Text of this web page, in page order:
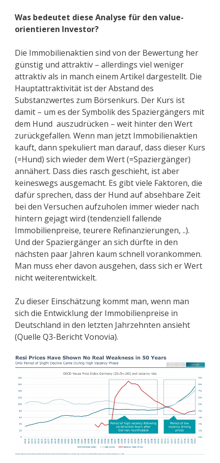
Was bedeutet diese Analyse für den value-
orientieren Investor?
Die Immobilienaktien sind von der Bewertung her
günstig und attraktiv – allerdings viel weniger
attraktiv als in manch einem Artikel dargestellt. Die
Hauptattraktivität ist der Abstand des
Substanzwertes zum Börsenkurs. Der Kurs ist
damit – um es der Symbolik des Spaziergängers mit
dem Hund auszudrücken – weit hinter den Wert
zurückgefallen. Wenn man jetzt Immobilienaktien
kauft, dann spekuliert man darauf, dass dieser Kurs
(=Hund) sich wieder dem Wert (=Spaziergänger)
annähert. Dass dies rasch geschieht, ist aber
keineswegs ausgemacht. Es gibt viele Faktoren, die
dafür sprechen, dass der Hund auf absehbare Zeit
bei den Versuchen aufzuholen immer wieder nach
hintern gejagt wird (tendenziell fallende
Immobilienpreise, teurere Refinanzierungen, ..).
Und der Spaziergänger an sich dürfte in den
nächsten paar Jahren kaum schnell vorankommen.
Man muss eher davon ausgehen, dass sich er Wert
nicht weiterentwickelt.
Zu dieser Einschätzung kommt man, wenn man
sich die Entwicklung der Immobilienpreise in
Deutschland in den letzten Jahrzehnten ansieht
(Quelle Q3-Bericht Vonovia).